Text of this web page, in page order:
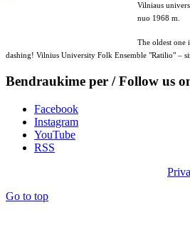
Vilniaus
nuo 1968 m.
The oldest one
dashing! Vilnius University Folk Ensemble "Ratilio" –
Bendraukime per / Follow us
Facebook
Instagram
YouTube
RSS
Go to top